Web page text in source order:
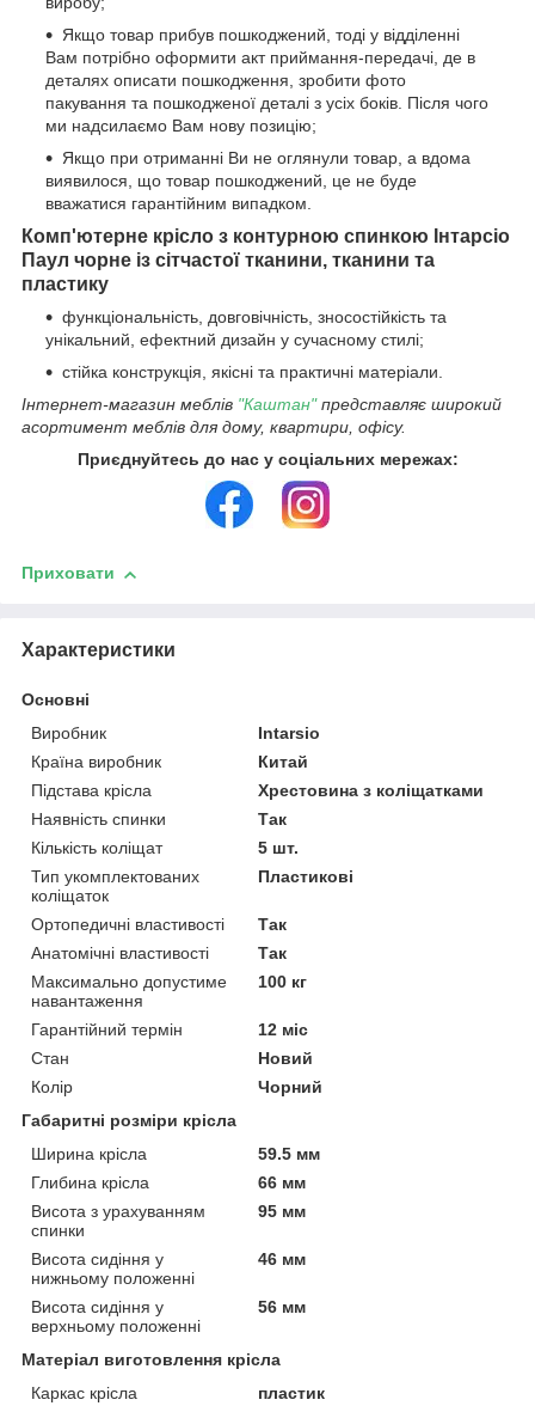
Якщо товар прибув пошкоджений, тоді у відділенні
Вам потрібно оформити акт приймання-передачі, де в
деталях описати пошкодження, зробити фото
пакування та пошкодженої деталі з усіх боків. Після чого
ми надсилаємо Вам нову позицію;
Якщо при отриманні Ви не оглянули товар, а вдома
виявилося, що товар пошкоджений, це не буде
вважатися гарантійним випадком.
Комп'ютерне крісло з контурною спинкою Інтарсіо
Паул чорне із сітчастої тканини, тканини та
пластику
функціональність, довговічність, зносостійкість та
унікальний, ефектний дизайн у сучасному стилі;
стійка конструкція, якісні та практичні матеріали.
Інтернет-магазин меблів "Каштан"представляє широкий
асортимент меблів для дому, квартири, офісу.
Приєднуйтесь до нас у соціальних мережах:
Приховати
Характеристики
Основні
Виробник
Intarsio
Країна виробник
Китай
Підстава крісла
Хрестовина з коліщатками
Наявність спинки
Так
Кількість коліщат
5 шт.
Тип укомплектованих
коліщаток
Пластикові
Ортопедичні властивості
Так
Анатомічні властивості
Так
Максимально допустиме
навантаження
100 кг
Гарантійний термін
12 міс
Стан
Новий
Колір
Чорний
Габаритні розміри крісла
Ширина крісла
59.5 мм
Глибина крісла
66 мм
Висота з урахуванням
спинки
95 мм
Висота сидіння у
нижньому положенні
46 мм
Висота сидіння у
верхньому положенні
56 мм
Матеріал виготовлення крісла
Каркас крісла
пластик